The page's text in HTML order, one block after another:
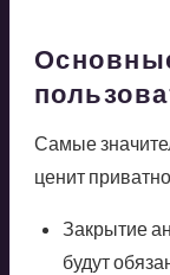
Самые
ценит
Закрытие
будут